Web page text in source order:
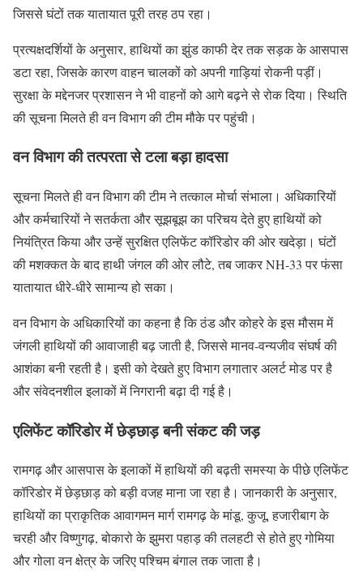
जिससे घंटों तक यातायात पूरी तरह ठप रहा।
प्रत्यक्षदर्शियों के अनुसार, हाथियों का झुंड काफी देर तक सड़क के आसपास
डटा रहा, जिसके कारण वाहन चालकों को अपनी गाड़ियां रोकनी पड़ीं।
सुरक्षा के मद्देनजर प्रशासन ने भी वाहनों को आगे बढ़ने से रोक दिया। स्थिति
की सूचना मिलते ही वन विभाग की टीम मौके पर पहुंची।
वन विभाग की तत्परता से टला बड़ा हादसा
सूचना मिलते ही वन विभाग की टीम ने तत्काल मोर्चा संभाला। अधिकारियों
और कर्मचारियों ने सतर्कता और सूझबूझ का परिचय देते हुए हाथियों को
नियंत्रित किया और उन्हें सुरक्षित एलिफेंट कॉरिडोर की ओर खदेड़ा। घंटों
की मशक्कत के बाद हाथी जंगल की ओर लौटे, तब जाकर NH-33 पर फंसा
यातायात धीरे-धीरे सामान्य हो सका।
वन विभाग के अधिकारियों का कहना है कि ठंड और कोहरे के इस मौसम में
जंगली हाथियों की आवाजाही बढ़ जाती है, जिससे मानव-वन्यजीव संघर्ष की
आशंका बनी रहती है। इसी को देखते हुए विभाग लगातार अलर्ट मोड पर है
और संवेदनशील इलाकों में निगरानी बढ़ा दी गई है।
एलिफेंट कॉरिडोर में छेड़छाड़ बनी संकट की जड़
रामगढ़ और आसपास के इलाकों में हाथियों की बढ़ती समस्या के पीछे एलिफेंट
कॉरिडोर में छेड़छाड़ को बड़ी वजह माना जा रहा है। जानकारी के अनुसार,
हाथियों का प्राकृतिक आवागमन मार्ग रामगढ़ के मांडू, कुजू, हजारीबाग के
चरही और विष्णुगढ़, बोकारो के झुमरा पहाड़ की तलहटी से होते हुए गोमिया
और गोला वन क्षेत्र के जरिए पश्चिम बंगाल तक जाता है।